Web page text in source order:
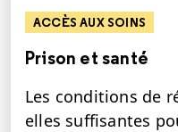
ACCÈS AUX SOINS
Prison et santé
Les conditions de
elles suffisantes